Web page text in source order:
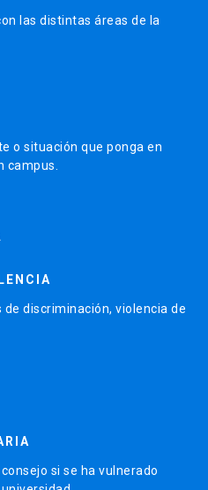
las distintas áreas de la
o situación que ponga en
campus.
discriminación, violencia de
si se ha vulnerado